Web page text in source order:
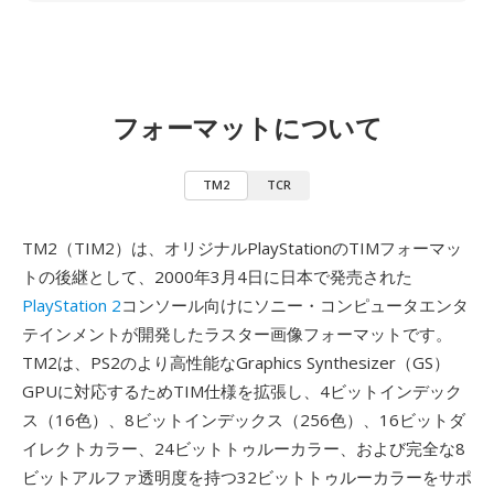
フォーマットについて
TM2 TCR
TM2（TIM2）は、オリジナルPlayStationのTIMフォーマッ
トの後継として、2000年3月4日に日本で発売された
PlayStation 2コンソール向けにソニー・コンピュータエンタ
テインメントが開発したラスター画像フォーマットです。
TM2は、PS2のより高性能なGraphics Synthesizer（GS）
GPUに対応するためTIM仕様を拡張し、4ビットインデック
ス（16色）、8ビットインデックス（256色）、16ビットダ
イレクトカラー、24ビットトゥルーカラー、および完全な8
ビットアルファ透明度を持つ32ビットトゥルーカラーをサポ